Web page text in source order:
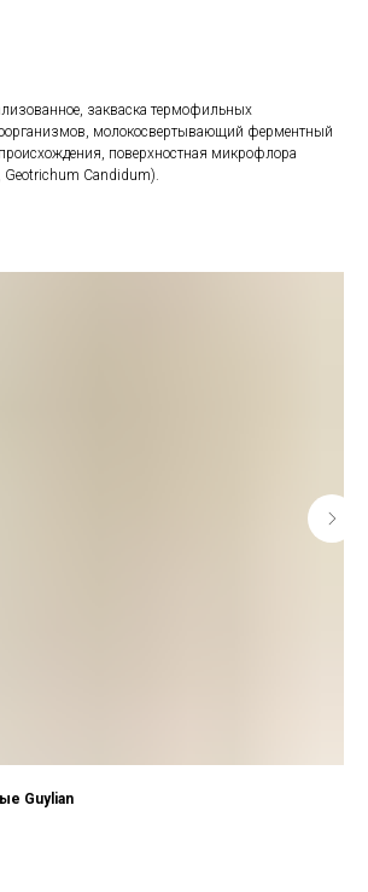
закваска термофильных
молокосвертывающий ферментный
поверхностная микрофлора
Candidum).
Guylian